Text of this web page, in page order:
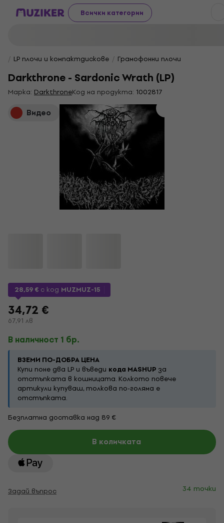
Всички категории
LP плочи и компактдискове Грамофонни плочи
Darkthrone - Sardonic Wrath (LP)
Марка: DarkthroneКод на продукта: 1002817
Видео
28,59 € с код MUZMUZ-15
34,72 €
67,91 лв
В наличност 1 бр.
ВЗЕМИ ПО-ДОБРА ЦЕНА
Купи поне два LP и въведи кода MASHUP за
отстъпката в кошницата. Колкото повече
артикули купуваш, толкова по-голяма е
отстъпката.
Безплатна доставка над 89 €
В количката
Задай въпрос 34 точки